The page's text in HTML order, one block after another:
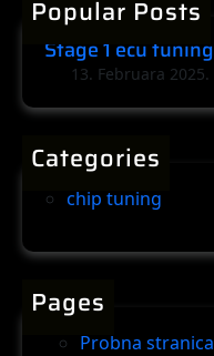
c
Popular Posts
Stage 1 ecu tuning
13. Februara 2025.
Categories
chip tuning
Pages
Probna stranica